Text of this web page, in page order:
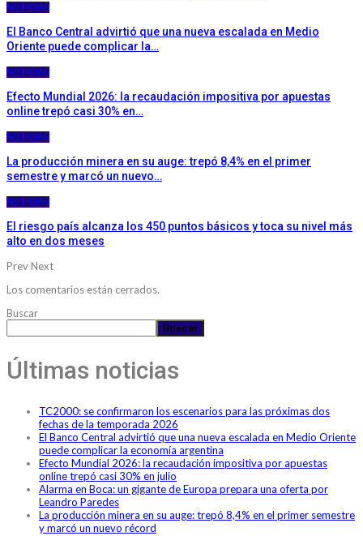
NOTICIAS
El Banco Central advirtió que una nueva escalada en Medio
Oriente puede complicar la…
NOTICIAS
Efecto Mundial 2026: la recaudación impositiva por apuestas
online trepó casi 30% en…
NOTICIAS
La producción minera en su auge: trepó 8,4% en el primer
semestre y marcó un nuevo…
NOTICIAS
El riesgo país alcanza los 450 puntos básicos y toca su nivel más
alto en dos meses
PrevNext
Los comentarios están cerrados.
Buscar
Buscar
Últimas noticias
TC2000: se confirmaron los escenarios para las próximas dos
fechas de la temporada 2026
El Banco Central advirtió que una nueva escalada en Medio Oriente
puede complicar la economía argentina
Efecto Mundial 2026: la recaudación impositiva por apuestas
online trepó casi 30% en julio
Alarma en Boca: un gigante de Europa prepara una oferta por
Leandro Paredes
La producción minera en su auge: trepó 8,4% en el primer semestre
y marcó un nuevo récord